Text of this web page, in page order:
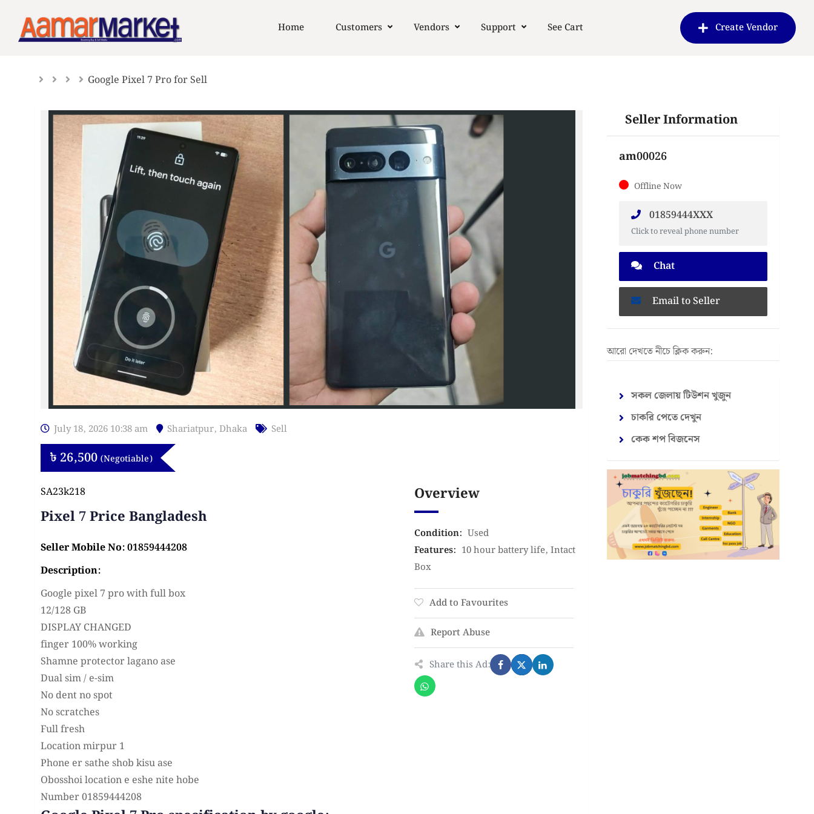
content
Home Customers Vendors Support See Cart Create Vendor
Google Pixel 7 Pro for Sell
July 18, 2026 10:38 am Shariatpur, Dhaka Sell
৳ 26,500 (Negotiable)
SA23k218
Pixel 7 Price Bangladesh
Seller Mobile No: 01859444208
Description:
Google pixel 7 pro with full box
12/128 GB
DISPLAY CHANGED
finger 100% working
Shamne protector lagano ase
Dual sim / e-sim
No dent no spot
No scratches
Full fresh
Location mirpur 1
Phone er sathe shob kisu ase
Obosshoi location e eshe nite hobe
Number 01859444208
Overview
Condition: Used
Features: 10 hour battery life, Intact
Box
Add to Favourites
Report Abuse
Share this Ad:
Seller Information
am00026
Offline Now
01859444XXX
Click to reveal phone number
Chat
Email to Seller
আরো দেখতে নীচে ক্লিক করুন:
সকল জেলায় টিউশন খুজুন
চাকরি পেতে দেখুন
কেক শপ বিজনেস